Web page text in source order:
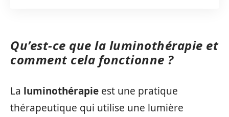
Qu’est-ce que la luminothérapie et
comment cela fonctionne ?
La luminothérapie est une pratique
thérapeutique qui utilise une lumière